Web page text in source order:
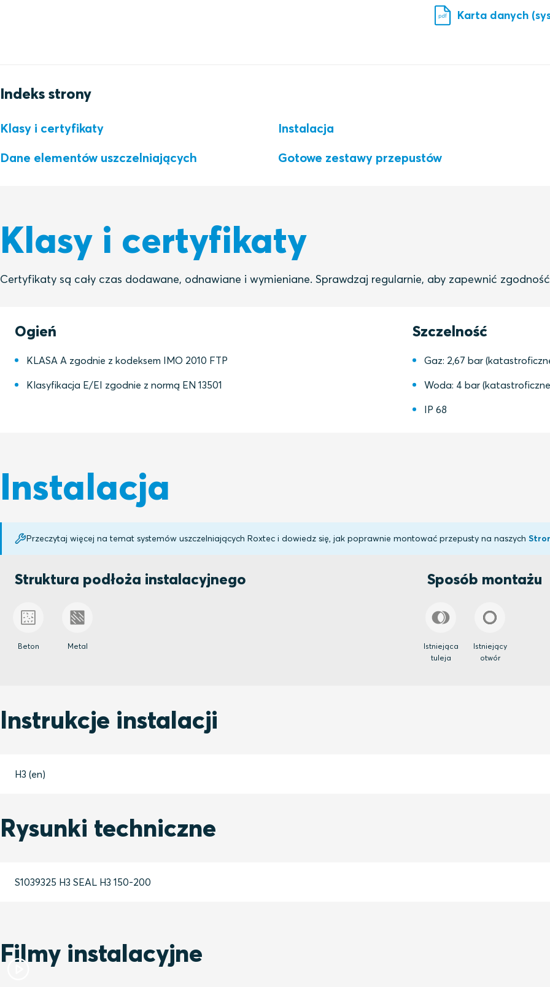
Karta danych
Indeks strony
Klasy i certyfikaty
Instalacja
Dane elementów uszczelniających
Gotowe zestawy przepustów
Klasy i certyfikaty
Certyfikaty są cały czas dodawane, odnawiane i wymieniane. Sprawdzaj regularnie, aby zapewnić
Ogień
KLASA A zgodnie z kodeksem IMO 2010 FTP
Klasyfikacja E/EI zgodnie z normą EN 13501
Szczelność
Gaz: 2,67 bar
Woda: 4 bar
IP 68
Instalacja
Przeczytaj więcej na temat systemów uszczelniających Roxtec i dowiedz się, jak poprawnie montować przepusty na naszych
Struktura podłoża instalacyjnego
Beton Metal
Sposób montażu
Istniejąca
tuleja
Istniejący
otwór
Instrukcje instalacji
H3 (en)
Rysunki techniczne
S1039325 H3 SEAL H3 150-200
Filmy instalacyjne